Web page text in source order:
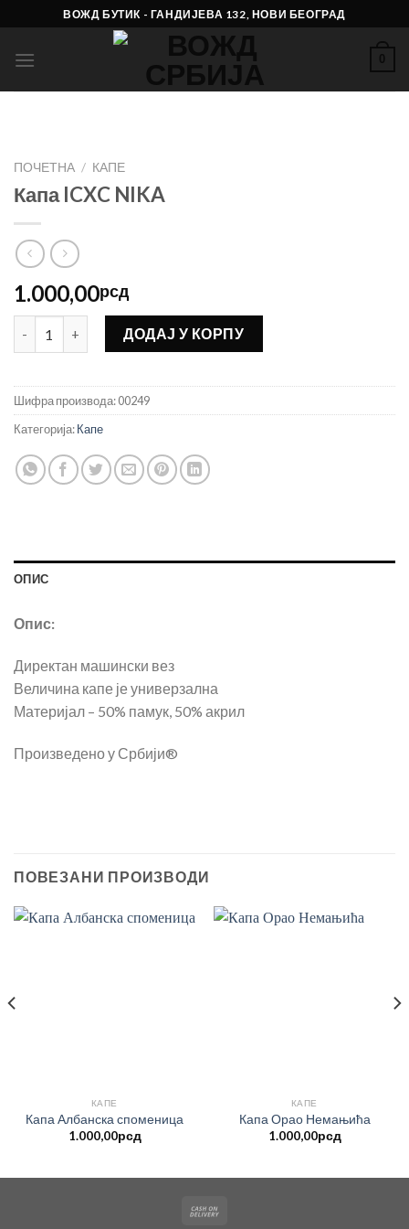
to
content
ВОЖД БУТИК - ГАНДИЈЕВА 132, НОВИ БЕОГРАД
0
ПОЧЕТНА / КАПЕ
Капа ICXC NIKA
1.000,00рсд
Капа ICXC NIKA количинаДОДАЈ У КОРПУ
Шифра производа:00249
Категорија:Капе
ОПИС
Опис:
Директан машински вез
Величина капе је универзална
Материјал – 50% памук, 50% акрил
Произведено у Србији®
ПОВЕЗАНИ ПРОИЗВОДИ
КАПЕ
Капа Албанска споменица
1.000,00рсд
КАПЕ
Капа Орао Немањића
1.000,00рсд